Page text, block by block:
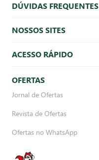
DÚVIDAS FREQUENTES
NOSSOS SITES
ACESSO RÁPIDO
OFERTAS
Jornal de Ofertas
Revista de Ofertas
Ofertas no WhatsApp